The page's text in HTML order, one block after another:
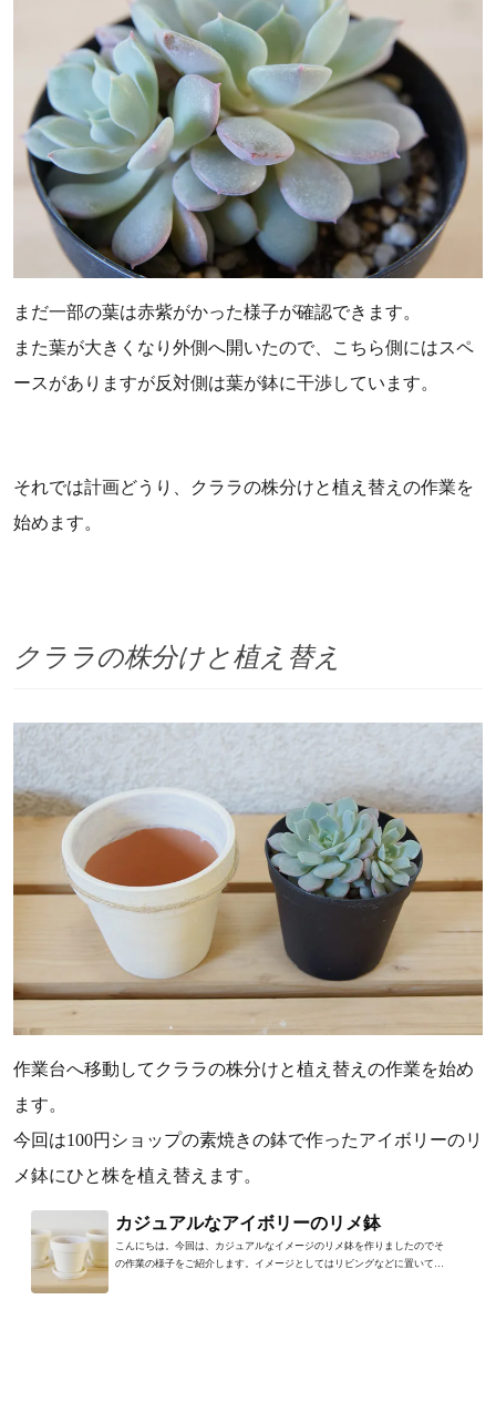
まだ一部の葉は赤紫がかった様子が確認できます。
また葉が大きくなり外側へ開いたので、こちら側にはスペ
ースがありますが反対側は葉が鉢に干渉しています。
それでは計画どうり、クララの株分けと植え替えの作業を
始めます。
クララの株分けと植え替え
作業台へ移動してクララの株分けと植え替えの作業を始め
ます。
今回は100円ショップの素焼きの鉢で作ったアイボリーのリ
メ鉢にひと株を植え替えます。
カジュアルなアイボリーのリメ鉢
こんにちは。今回は、カジュアルなイメージのリメ鉢を作りましたのでそ
の作業の様子をご紹介します。イメージとしてはリビングなどに置いても